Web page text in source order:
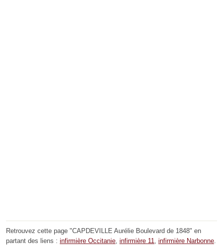
Retrouvez cette page "CAPDEVILLE Aurélie Boulevard de 1848" en
partant des liens : infirmière Occitanie infirmière 11 infirmière Narbonne